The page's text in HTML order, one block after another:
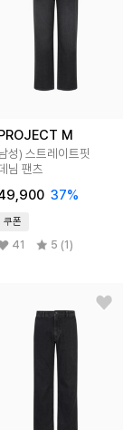
PROJECT M
성) 스트레이트핏
님 팬츠
37%
쿠폰
41 5 (1)